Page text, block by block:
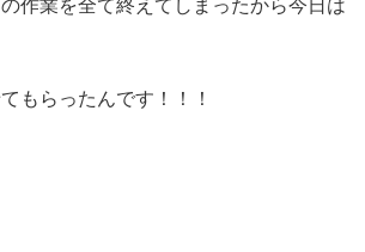
作業を全て終えてしまったから今日は
もらったんです！！！